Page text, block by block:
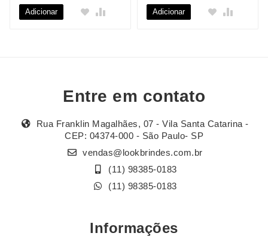
Adicionar Adicionar
Entre em contato
Rua Franklin Magalhães, 07 - Vila Santa Catarina -
CEP: 04374-000 - São Paulo- SP
vendas@lookbrindes.com.br
(11) 98385-0183
(11) 98385-0183
Informações